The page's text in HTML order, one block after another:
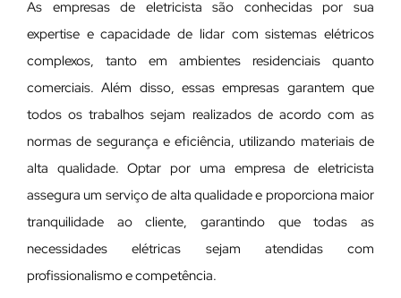
As empresas de eletricista são conhecidas por sua
expertise e capacidade de lidar com sistemas elétricos
complexos, tanto em ambientes residenciais quanto
comerciais. Além disso, essas empresas garantem que
todos os trabalhos sejam realizados de acordo com as
normas de segurança e eficiência, utilizando materiais de
alta qualidade. Optar por uma empresa de eletricista
assegura um serviço de alta qualidade e proporciona maior
tranquilidade ao cliente, garantindo que todas as
necessidades elétricas sejam atendidas com
profissionalismo e competência.